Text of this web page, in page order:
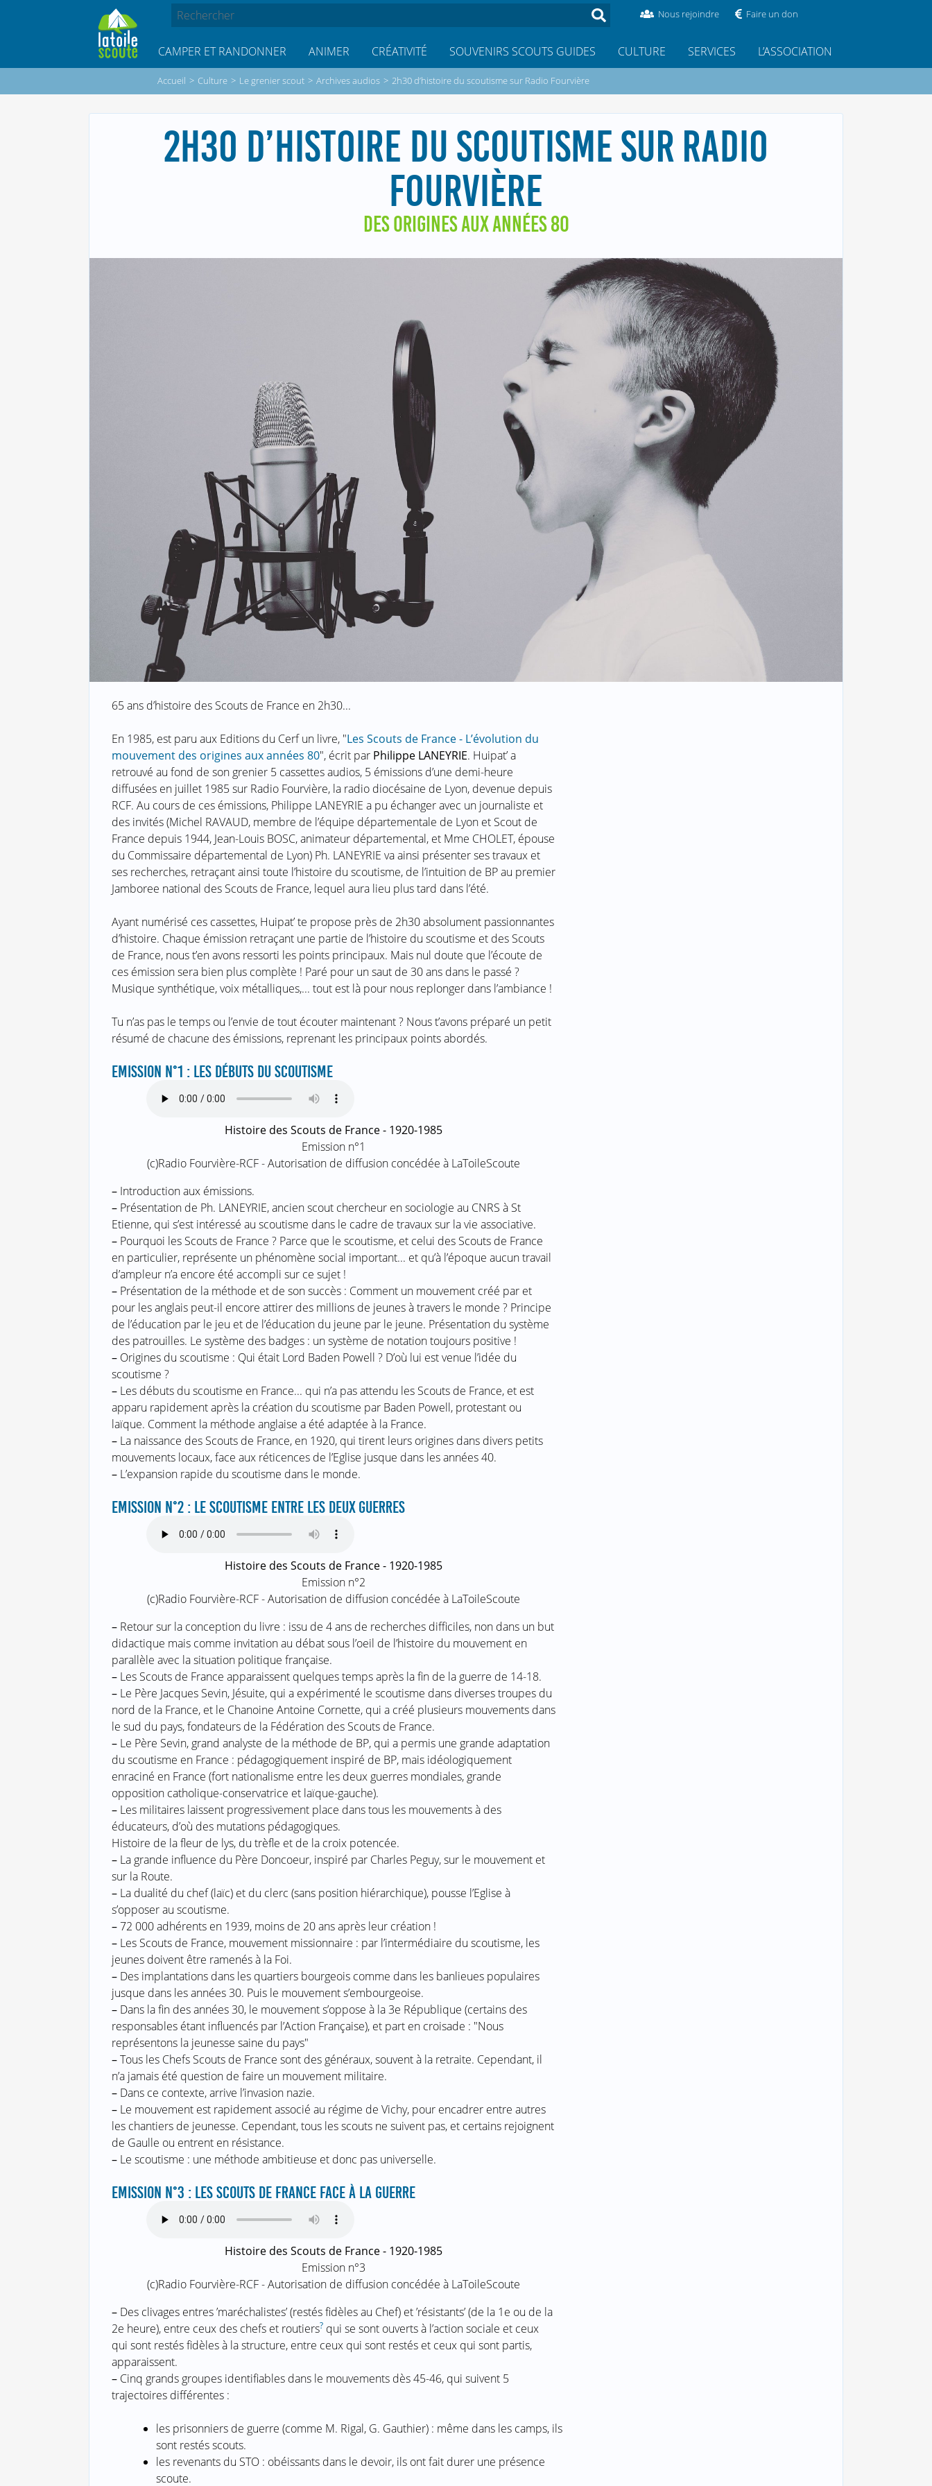
Nous rejoindre Faire un don
CAMPER ET RANDONNER ANIMER CRÉATIVITÉ SOUVENIRS SCOUTS GUIDES CULTURE SERVICES L’ASSOCIATION
Accueil > Culture > Le grenier scout > Archives audios > 2h30 d’histoire du scoutisme sur Radio Fourvière
2H30 D’HISTOIRE DU SCOUTISME SUR RADIO
FOURVIÈRE
DES ORIGINES AUX ANNÉES 80
65 ans d’histoire des Scouts de France en 2h30...
En 1985, est paru aux Editions du Cerf un livre, "Les Scouts de France - L’évolution du
mouvement des origines aux années 80", écrit par Philippe LANEYRIE. Huipat’ a
retrouvé au fond de son grenier 5 cassettes audios, 5 émissions d’une demi-heure
diffusées en juillet 1985 sur Radio Fourvière, la radio diocésaine de Lyon, devenue depuis
RCF. Au cours de ces émissions, Philippe LANEYRIE a pu échanger avec un journaliste et
des invités (Michel RAVAUD, membre de l’équipe départementale de Lyon et Scout de
France depuis 1944, Jean-Louis BOSC, animateur départemental, et Mme CHOLET, épouse
du Commissaire départemental de Lyon) Ph. LANEYRIE va ainsi présenter ses travaux et
ses recherches, retraçant ainsi toute l’histoire du scoutisme, de l’intuition de BP au premier
Jamboree national des Scouts de France, lequel aura lieu plus tard dans l’été.
Ayant numérisé ces cassettes, Huipat’ te propose près de 2h30 absolument passionnantes
d’histoire. Chaque émission retraçant une partie de l’histoire du scoutisme et des Scouts
de France, nous t’en avons ressorti les points principaux. Mais nul doute que l’écoute de
ces émission sera bien plus complète ! Paré pour un saut de 30 ans dans le passé ?
Musique synthétique, voix métalliques,... tout est là pour nous replonger dans l’ambiance !
Tu n’as pas le temps ou l’envie de tout écouter maintenant ? Nous t’avons préparé un petit
résumé de chacune des émissions, reprenant les principaux points abordés.
EMISSION N°1 : LES DÉBUTS DU SCOUTISME
Histoire des Scouts de France - 1920-1985
Emission n°1
(c)Radio Fourvière-RCF - Autorisation de diffusion concédée à LaToileScoute
–Introduction aux émissions.
–Présentation de Ph. LANEYRIE, ancien scout chercheur en sociologie au CNRS à St
Etienne, qui s’est intéressé au scoutisme dans le cadre de travaux sur la vie associative.
–Pourquoi les Scouts de France ? Parce que le scoutisme, et celui des Scouts de France
en particulier, représente un phénomène social important... et qu’à l’époque aucun travail
d’ampleur n’a encore été accompli sur ce sujet !
–Présentation de la méthode et de son succès : Comment un mouvement créé par et
pour les anglais peut-il encore attirer des millions de jeunes à travers le monde ? Principe
de l’éducation par le jeu et de l’éducation du jeune par le jeune. Présentation du système
des patrouilles. Le système des badges : un système de notation toujours positive !
–Origines du scoutisme : Qui était Lord Baden Powell ? D’où lui est venue l’idée du
scoutisme ?
–Les débuts du scoutisme en France... qui n’a pas attendu les Scouts de France, et est
apparu rapidement après la création du scoutisme par Baden Powell, protestant ou
laïque. Comment la méthode anglaise a été adaptée à la France.
–La naissance des Scouts de France, en 1920, qui tirent leurs origines dans divers petits
mouvements locaux, face aux réticences de l’Eglise jusque dans les années 40.
–L’expansion rapide du scoutisme dans le monde.
EMISSION N°2 : LE SCOUTISME ENTRE LES DEUX GUERRES
Histoire des Scouts de France - 1920-1985
Emission n°2
(c)Radio Fourvière-RCF - Autorisation de diffusion concédée à LaToileScoute
–Retour sur la conception du livre : issu de 4 ans de recherches difficiles, non dans un but
didactique mais comme invitation au débat sous l’oeil de l’histoire du mouvement en
parallèle avec la situation politique française.
–Les Scouts de France apparaissent quelques temps après la fin de la guerre de 14-18.
–Le Père Jacques Sevin, Jésuite, qui a expérimenté le scoutisme dans diverses troupes du
nord de la France, et le Chanoine Antoine Cornette, qui a créé plusieurs mouvements dans
le sud du pays, fondateurs de la Fédération des Scouts de France.
–Le Père Sevin, grand analyste de la méthode de BP, qui a permis une grande adaptation
du scoutisme en France : pédagogiquement inspiré de BP, mais idéologiquement
enraciné en France (fort nationalisme entre les deux guerres mondiales, grande
opposition catholique-conservatrice et laïque-gauche).
–Les militaires laissent progressivement place dans tous les mouvements à des
éducateurs, d’où des mutations pédagogiques.
Histoire de la fleur de lys, du trèfle et de la croix potencée.
–La grande influence du Père Doncoeur, inspiré par Charles Peguy, sur le mouvement et
sur la Route.
–La dualité du chef (laïc) et du clerc (sans position hiérarchique), pousse l’Eglise à
s’opposer au scoutisme.
–72 000 adhérents en 1939, moins de 20 ans après leur création !
–Les Scouts de France, mouvement missionnaire : par l’intermédiaire du scoutisme, les
jeunes doivent être ramenés à la Foi.
–Des implantations dans les quartiers bourgeois comme dans les banlieues populaires
jusque dans les années 30. Puis le mouvement s’embourgeoise.
–Dans la fin des années 30, le mouvement s’oppose à la 3e République (certains des
responsables étant influencés par l’Action Française), et part en croisade : "Nous
représentons la jeunesse saine du pays"
–Tous les Chefs Scouts de France sont des généraux, souvent à la retraite. Cependant, il
n’a jamais été question de faire un mouvement militaire.
–Dans ce contexte, arrive l’invasion nazie.
–Le mouvement est rapidement associé au régime de Vichy, pour encadrer entre autres
les chantiers de jeunesse. Cependant, tous les scouts ne suivent pas, et certains rejoignent
de Gaulle ou entrent en résistance.
–Le scoutisme : une méthode ambitieuse et donc pas universelle.
EMISSION N°3 : LES SCOUTS DE FRANCE FACE À LA GUERRE
Histoire des Scouts de France - 1920-1985
Emission n°3
(c)Radio Fourvière-RCF - Autorisation de diffusion concédée à LaToileScoute
–Des clivages entres ’maréchalistes’ (restés fidèles au Chef) et ’résistants’ (de la 1e ou de la
2e heure), entre ceux des chefs et routiers?qui se sont ouverts à l’action sociale et ceux
qui sont restés fidèles à la structure, entre ceux qui sont restés et ceux qui sont partis,
apparaissent.
–Cinq grands groupes identifiables dans le mouvements dès 45-46, qui suivent 5
trajectoires différentes :
les prisonniers de guerre (comme M. Rigal, G. Gauthier) : même dans les camps, ils
sont restés scouts.
les revenants du STO : obéissants dans le devoir, ils ont fait durer une présence
scoute.